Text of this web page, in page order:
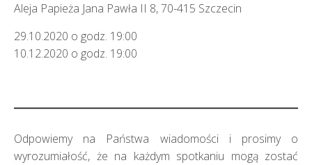
Aleja Papieża Jana Pawła II 8, 70-415 Szczecin
29.10.2020 o godz. 19:00
10.12.2020 o godz. 19:00
Odpowiemy na Państwa wiadomości i prosimy o
wyrozumiałość, że na każdym spotkaniu mogą zostać